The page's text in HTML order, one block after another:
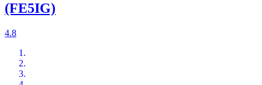
(FE5IG)
4.8